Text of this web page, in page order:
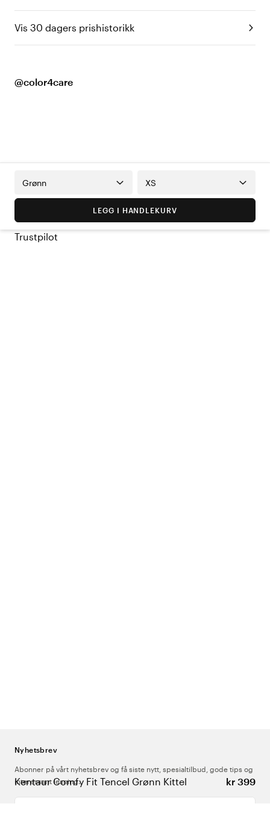
Vis 30 dagers prishistorikk
@color4care
Kentaur Comfy Fit Tencel Grønn Kittel kr 399
Grønn XS
LEGG I HANDLEKURV
Trustpilot
Nyhetsbrev
Abonner på vårt nyhetsbrev og få siste nytt, spesialtilbud, gode tips og
interessant lesning.
Skriv inn din e-postadresse